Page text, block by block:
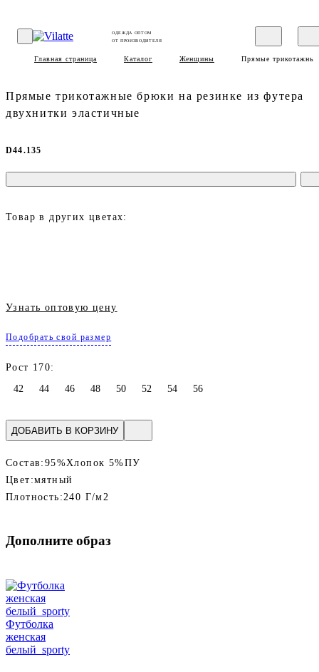
ОДЕЖДА ОПТОМ
ОТ ПРОИЗВОДИТЕЛЯ
Главная страница Каталог Женщины Прямые
Прямые трикотажные брюки на резинке из футера
двухнитки эластичные
D44.135
Товар в других цветах:
Узнать оптовую цену
Подобрать свой размер
Рост 170:
42
44 46 48 50 52 54 56
ДОБАВИТЬ В КОРЗИНУ
Состав: 95%Хлопок 5%ПУ
Цвет:мятный
Плотность:240 Г/м2
Дополните образ
Футболка
женская
белый_sporty